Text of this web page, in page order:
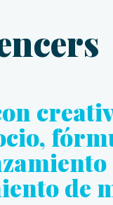
de